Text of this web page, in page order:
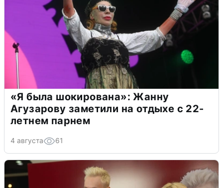
«Я была шокирована»: Жанну
Агузарову заметили на отдыхе с 22-
летнем парнем
4 августа 61